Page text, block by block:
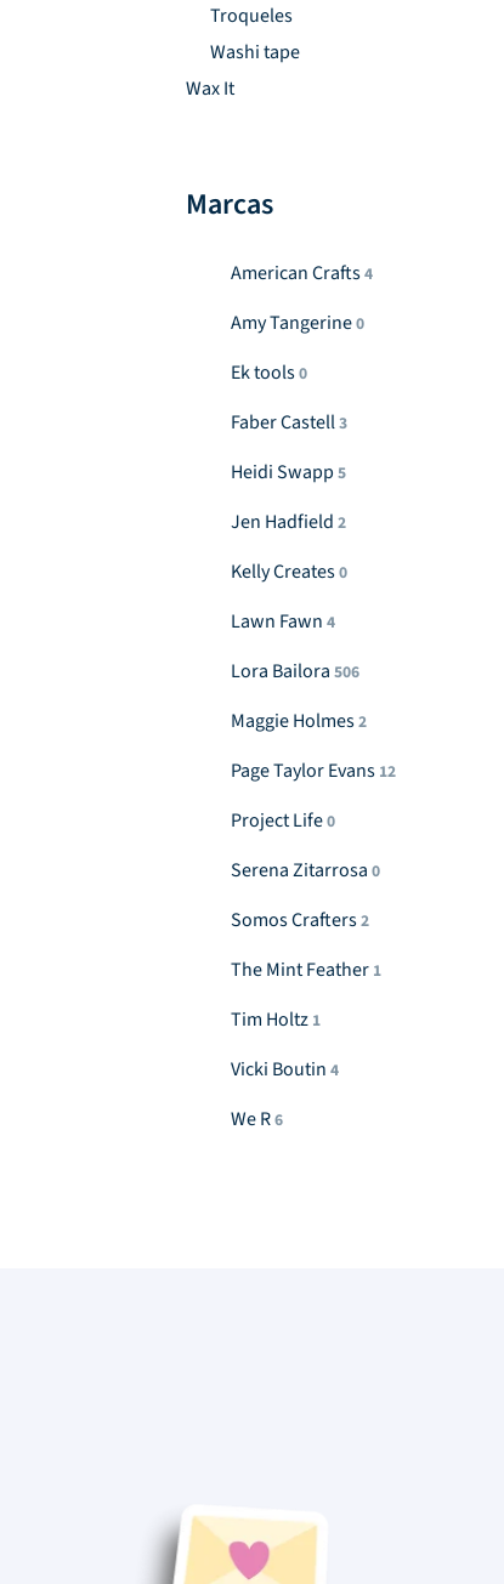
Troqueles
Washi tape
Wax It
Marcas
American Crafts4
Amy Tangerine0
Ek tools0
Faber Castell3
Heidi Swapp5
Jen Hadfield2
Kelly Creates0
Lawn Fawn4
Lora Bailora506
Maggie Holmes2
Page Taylor Evans 12
Project Life0
Serena Zitarrosa0
Somos Crafters2
The Mint Feather 1
Tim Holtz 1
Vicki Boutin4
We R6